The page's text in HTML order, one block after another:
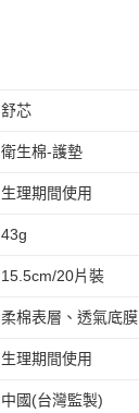
舒芯
衛生棉-護墊
生理期間使用
43g
15.5cm/20片裝
柔棉表層、透氣底膜
生理期間使用
中國(台灣監製)